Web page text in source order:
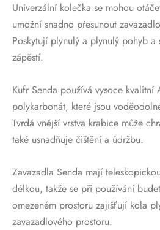
Univerzální kolečka se mohou
umožní snadno přesunout
Poskytují plynulý a plynulý pohyb a
zápěstí.
Kufr Senda používá vysoce kvalitní
polykarbonát, které jsou
Tvrdá vnější vrstva krabice může
také usnadňuje čištění a údržbu.
Zavazadla Senda mají
délkou, takže se při používání
omezeném prostoru zajišťují kola
zavazadlového prostoru.